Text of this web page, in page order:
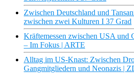
Zwischen Deutschland und
zwischen zwei Kulturen I 37 Grad
Kräftemessen zwischen USA und
– Im Fokus | ARTE
Alltag im US-Knast: Zwischen
Gangmitgliedern und Neonazis |